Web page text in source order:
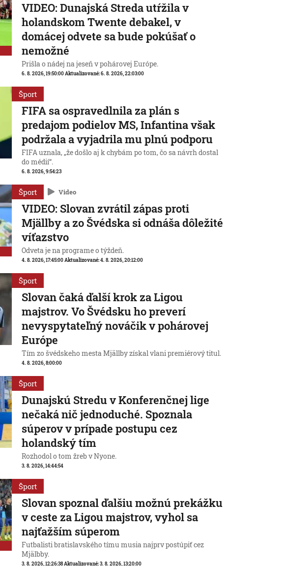
VIDEO: Dunajská Streda utŕžila v
holandskom Twente debakel, v
domácej odvete sa bude pokúšať o
nemožné
Prišla o nádej na jeseň v pohárovej Európe.
6. 8. 2026, 19:50:00Aktualizované:6. 8. 2026, 22:03:00
Šport
FIFA sa ospravedlnila za plán s
predajom podielov MS, Infantina však
podržala a vyjadrila mu plnú podporu
FIFA uznala, „že došlo aj k chybám po tom, čo sa návrh dostal
do médií“.
6. 8. 2026, 9:54:23
Šport Video
VIDEO: Slovan zvrátil zápas proti
Mjällby a zo Švédska si odnáša dôležité
víťazstvo
Odveta je na programe o týždeň.
4. 8. 2026, 17:45:00Aktualizované:4. 8. 2026, 20:12:00
Šport
Slovan čaká ďalší krok za Ligou
majstrov. Vo Švédsku ho preverí
nevyspytateľný nováčik v pohárovej
Európe
Tím zo švédskeho mesta Mjällby získal vlani premiérový titul.
4. 8. 2026, 8:00:00
Šport
Dunajskú Stredu v Konferenčnej lige
nečaká nič jednoduché. Spoznala
súperov v prípade postupu cez
holandský tím
Rozhodol o tom žreb v Nyone.
3. 8. 2026, 14:44:54
Šport
Slovan spoznal ďalšiu možnú prekážku
v ceste za Ligou majstrov, vyhol sa
najťažším súperom
Futbalisti bratislavského tímu musia najprv postúpiť cez
Mjälbby.
3. 8. 2026, 12:26:38Aktualizované:3. 8. 2026, 13:20:00